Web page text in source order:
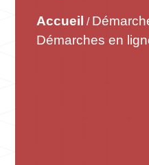
Accueil /
Démarches en